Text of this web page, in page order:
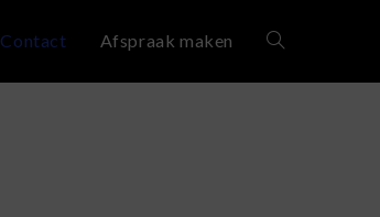
Contact Afspraak maken